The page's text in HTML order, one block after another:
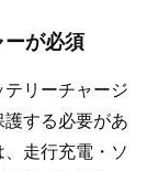
ーが必須
リーチャージ
する必要があ
走行充電・ソ